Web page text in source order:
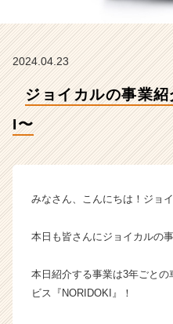
ジ
ョ
ジ
ャ
ム
イ
|
ベ
2024.04.23
ジョイカルの事業
I〜
みなさん、こんにちは！ジョ
本日も皆さんにジョイカルの
本日紹介する事業は3年ごと
ビス『NORIDOKI』！